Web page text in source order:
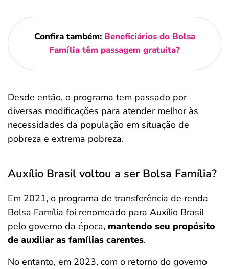
Confira também: Beneficiários do Bolsa
Família têm passagem gratuita?
Desde então, o programa tem passado por
diversas modificações para atender melhor às
necessidades da população em situação de
pobreza e extrema pobreza.
Auxílio Brasil voltou a ser Bolsa Família?
Em 2021, o programa de transferência de renda
Bolsa Família foi renomeado para Auxílio Brasil
pelo governo da época, mantendo seu propósito
de auxiliar as famílias carentes.
No entanto, em 2023, com o retorno do governo